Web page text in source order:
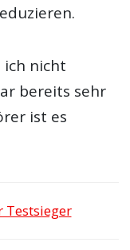
ich nicht
bereits sehr
ist es